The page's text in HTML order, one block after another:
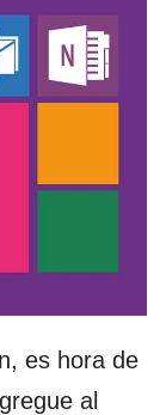
es hora de
al